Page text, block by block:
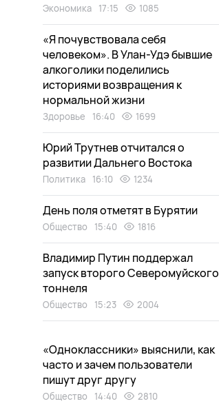
Экономика 17:15 1085
«Я почувствовала себя
человеком». В Улан-Удэ бывшие
алкоголики поделились
историями возвращения к
нормальной жизни
Здоровье 16:40 1699
Юрий Трутнев отчитался о
развитии Дальнего Востока
Политика 16:10 1234
День поля отметят в Бурятии
Общество 15:40 1816
Владимир Путин поддержал
запуск второго Северомуйского
тоннеля
Общество 15:23 2004
«Одноклассники» выяснили, как
часто и зачем пользователи
пишут друг другу
Общество 14:40 2810